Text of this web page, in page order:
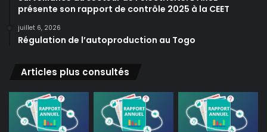
présente son rapport de contrôle 2025 à la CEET
juillet 6, 2026
Régulation de l’autoproduction au Togo
Articles plus consultés